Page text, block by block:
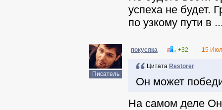
успеха не будет.
по узкому пути в
Писатель
покусяка +32 15
Цитата Restorer
Он может
На самом деле